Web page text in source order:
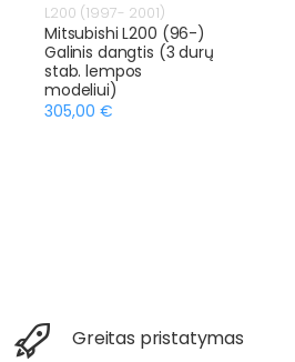
L200 (1997- 2001)
Mitsubishi L200 (96-)
Galinis dangtis (3 durų
stab. lempos
modeliui)
305,00 €
Greitas pristatymas